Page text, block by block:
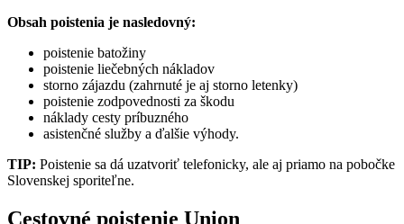
Obsah poistenia je nasledovný:
poistenie batožiny
poistenie liečebných nákladov
storno zájazdu (zahrnuté je aj storno letenky)
poistenie zodpovednosti za škodu
náklady cesty príbuzného
asistenčné služby a ďalšie výhody.
TIP: Poistenie sa dá uzatvoriť telefonicky, ale aj priamo na pobočke
Slovenskej sporiteľne.
Cestovné poistenie Union